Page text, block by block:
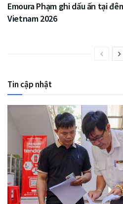
Emoura Phạm ghi dấu ấn tại
Vietnam 2026
Tin cập nhật